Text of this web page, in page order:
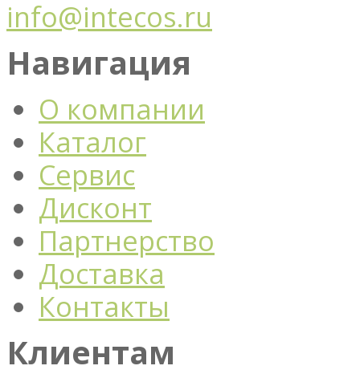
info@intecos.ru
Навигация
О компании
Каталог
Сервис
Дисконт
Партнерство
Доставка
Контакты
Клиентам